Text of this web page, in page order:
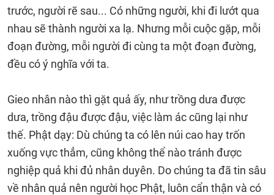
trước, người rẽ sau... Có những người, khi đi lướt qua
nhau sẽ thành người xa lạ. Nhưng mỗi cuộc gặp, mỗi
đoạn đường, mỗi người đi cùng ta một đoạn đường,
đều có ý nghĩa với ta.
Gieo nhân nào thì gặt quả ấy, như trồng dưa được
dưa, trồng đậu được đậu, việc làm ác cũng lại như
thế. Phật dạy: Dù chúng ta có lên núi cao hay trốn
xuống vực thẳm, cũng không thể nào tránh được
nghiệp quả khi đủ nhân duyên. Do chúng ta đã tin sâu
về nhân quả nên người học Phật, luôn cẩn thận và có